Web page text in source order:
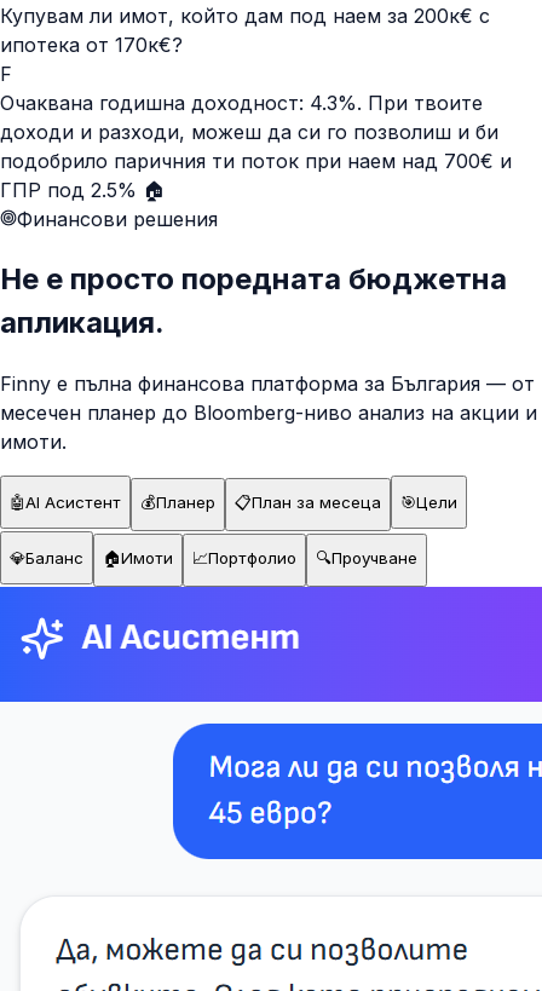
Купувам ли имот, който дам под наем за 200к€ с
ипотека от 170к€?
F
Очаквана годишна доходност: 4.3%. При твоите
доходи и разходи, можеш да си го позволиш и би
подобрило паричния ти поток при наем над 700€ и
ГПР под 2.5% 🏠
Финансови решения
Не е просто поредната бюджетна
апликация.
Finny е пълна финансова платформа за България — от
месечен планер до Bloomberg-ниво анализ на акции и
имоти.
🤖AI Асистент 💰Планер 📋План за месеца 🎯Цели
💎Баланс 🏠Имоти 📈Портфолио 🔍Проучване